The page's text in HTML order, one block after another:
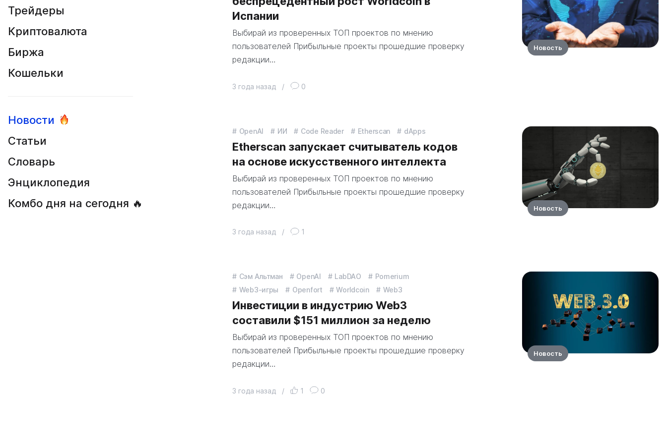
Трейдеры
Криптовалюта
Биржа
Кошельки
Новости
Статьи
Словарь
Энциклопедия
Комбо дня на сегодня 🔥
Испании
Выбирай из проверенных ТОП проектов по мнению
пользователей Прибыльные проекты прошедшие проверку
редакции…
3 года назад / 0
Новость
OpenAI ИИ Code Reader Etherscan dApps
Etherscan запускает считыватель кодов
на основе искусственного интеллекта
Выбирай из проверенных ТОП проектов по мнению
пользователей Прибыльные проекты прошедшие проверку
редакции…
3 года назад / 1
Новость
Сэм Альтман OpenAI LabDAO
Pomerium
Web3-игры
Openfort Worldcoin Web3
Инвестиции в индустрию Web3
составили $151 миллион за неделю
Выбирай из проверенных ТОП проектов по мнению
пользователей Прибыльные проекты прошедшие проверку
редакции…
3 года назад / 1 0
Новость